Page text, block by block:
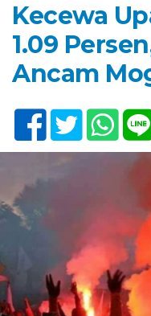
Kecewa
1.09
Ancam